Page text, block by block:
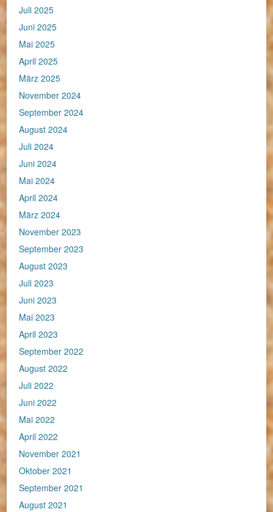
Juli 2025
Juni 2025
Mai 2025
April 2025
März 2025
November 2024
September 2024
August 2024
Juli 2024
Juni 2024
Mai 2024
April 2024
März 2024
November 2023
September 2023
August 2023
Juli 2023
Juni 2023
Mai 2023
April 2023
September 2022
August 2022
Juli 2022
Juni 2022
Mai 2022
April 2022
November 2021
Oktober 2021
September 2021
August 2021